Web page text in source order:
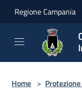
Regione Campania
Home >